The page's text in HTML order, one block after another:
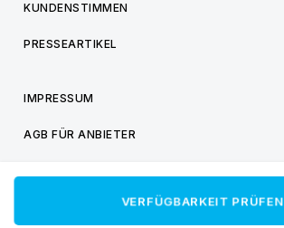
VERFÜGBARKEIT PRÜFEN
KUNDENSTIMMEN
PRESSEARTIKEL
IMPRESSUM
AGB FÜR ANBIETER